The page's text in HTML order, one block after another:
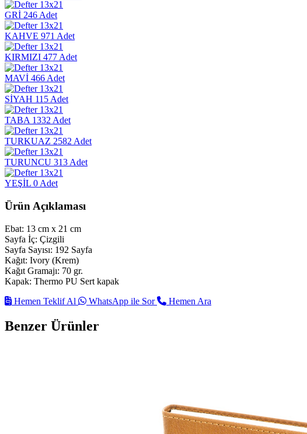
GRİ 246 Adet
KAHVE 971 Adet
KIRMIZI 477 Adet
MAVİ 466 Adet
SİYAH 115 Adet
TABA 1332 Adet
TURKUAZ 2582 Adet
TURUNCU 313 Adet
YEŞİL 0 Adet
Ürün Açıklaması
Ebat: 13 cm x 21 cm
Sayfa İç: Çizgili
Sayfa Sayısı: 192 Sayfa
Kağıt: Ivory (Krem)
Kağıt Gramajı: 70 gr.
Kapak: Thermo PU Sert kapak
Hemen Teklif Al
WhatsApp ile Sor Hemen Ara
Benzer Ürünler